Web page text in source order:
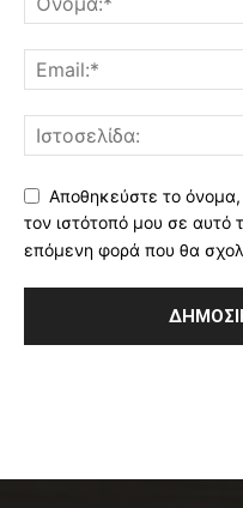
Αποθηκεύστε το όνομα,
τον ιστότοπό μου σε αυτό
επόμενη φορά που θα